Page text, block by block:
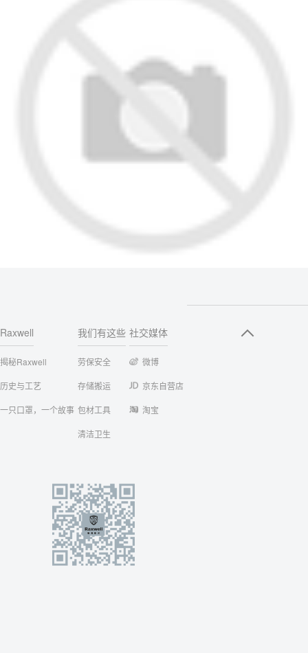
Raxwell
揭秘Raxwell
历史与工艺
一只口罩，一个故事
我们有这些
劳保安全
存储搬运
包材工具
清洁卫生
社交媒体
微博
京东自营店
淘宝